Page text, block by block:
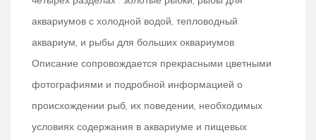
аквариумов с холодной водой, тепловодный
аквариум, и рыбы для больших оквариумов.
Описание сопровождается прекрасными цветными
фотографиями и подробной информацией о
происхождении рыб, их поведении, необходимых
условиях содержания в аквариуме и пищевых